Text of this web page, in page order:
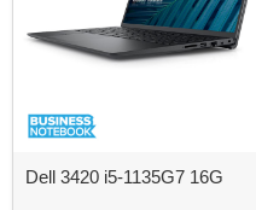
Dell 3420 i5-1135G7 16G